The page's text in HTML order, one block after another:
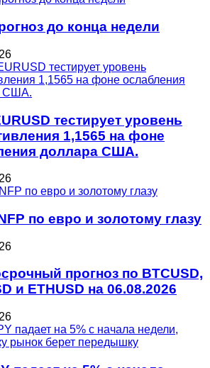
до конца недели
тестирует уровень
1,1565 на фоне
доллара США.
по евро и золотому глазу
прогноз по BTCUSD,
и ETHUSD на 06.08.2026